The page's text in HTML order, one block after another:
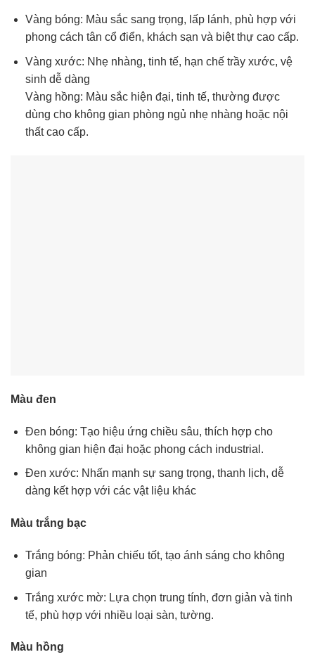
Vàng bóng: Màu sắc sang trọng, lấp lánh, phù hợp với
phong cách tân cổ điển, khách sạn và biệt thự cao cấp.
Vàng xước: Nhẹ nhàng, tinh tế, hạn chế trầy xước, vệ
sinh dễ dàng
Vàng hồng: Màu sắc hiện đại, tinh tế, thường được
dùng cho không gian phòng ngủ nhẹ nhàng hoặc nội
thất cao cấp.
Màu đen
Đen bóng: Tạo hiệu ứng chiều sâu, thích hợp cho
không gian hiện đại hoặc phong cách industrial.
Đen xước: Nhấn mạnh sự sang trọng, thanh lịch, dễ
dàng kết hợp với các vật liệu khác
Màu trắng bạc
Trắng bóng: Phản chiếu tốt, tạo ánh sáng cho không
gian
Trắng xước mờ: Lựa chọn trung tính, đơn giản và tinh
tế, phù hợp với nhiều loại sàn, tường.
Màu hồng